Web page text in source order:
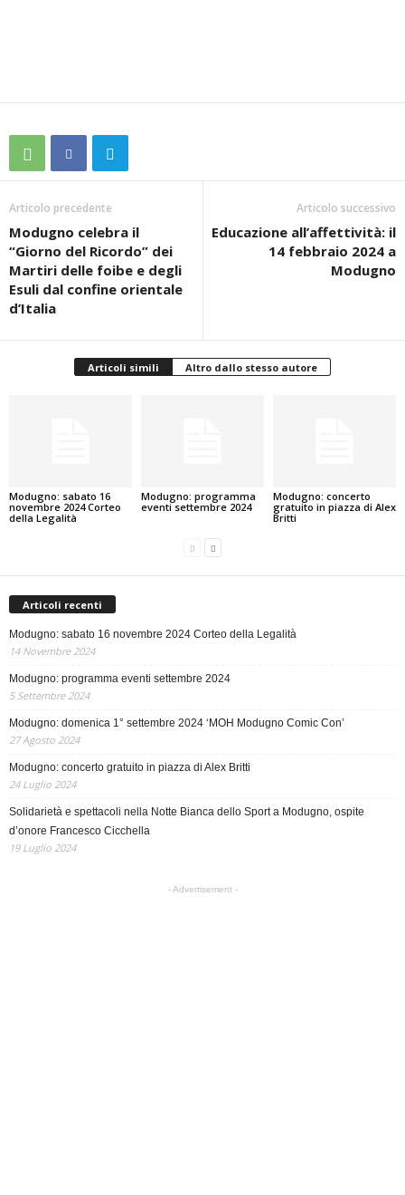
Articolo precedente
Modugno celebra il
“Giorno del Ricordo” dei
Martiri delle foibe e degli
Esuli dal confine orientale
d’Italia
Articolo successivo
Educazione all’affettività: il
14 febbraio 2024 a
Modugno
Articoli simili Altro dallo stesso autore
Modugno: sabato 16
novembre 2024 Corteo
della Legalità
Modugno: programma
eventi settembre 2024
Modugno: concerto
gratuito in piazza di Alex
Britti
Articoli recenti
Modugno: sabato 16 novembre 2024 Corteo della Legalità
14 Novembre 2024
Modugno: programma eventi settembre 2024
5 Settembre 2024
Modugno: domenica 1° settembre 2024 ‘MOH Modugno Comic Con’
27 Agosto 2024
Modugno: concerto gratuito in piazza di Alex Britti
24 Luglio 2024
Solidarietà e spettacoli nella Notte Bianca dello Sport a Modugno, ospite
d’onore Francesco Cicchella
19 Luglio 2024
- Advertisement -